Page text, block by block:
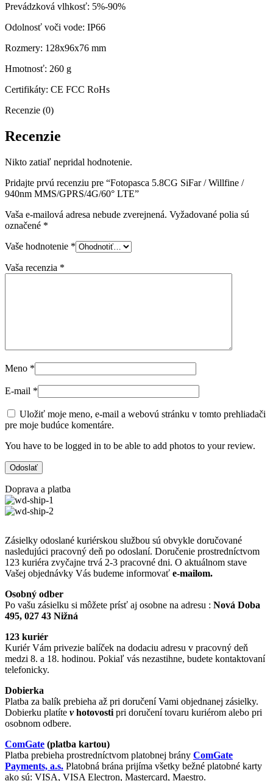
Prevádzková vlhkosť: 5%-90%
Odolnosť voči vode: IP66
Rozmery: 128x96x76 mm
Hmotnosť: 260 g
Certifikáty: CE FCC RoHs
Recenzie (0)
Recenzie
Nikto zatiaľ nepridal hodnotenie.
Pridajte prvú recenziu pre “Fotopasca 5.8CG SiFar / Willfine /
940nm MMS/GPRS/4G/60° LTE”
Vaša e-mailová adresa nebude zverejnená. Vyžadované polia sú
označené *
Vaše hodnotenie *
Vaša recenzia *
Meno *
E-mail *
Uložiť moje meno, e-mail a webovú stránku v tomto prehliadači
pre moje budúce komentáre.
You have to be logged in to be able to add photos to your review.
Doprava a platba
Zásielky odoslané kuriérskou službou sú obvykle doručované
nasledujúci pracovný deň po odoslaní. Doručenie prostredníctvom
123 kuriéra zvyčajne trvá 2-3 pracovné dni. O aktuálnom stave
Vašej objednávky Vás budeme informovať e-mailom.
Osobný odber
Po vašu zásielku si môžete prísť aj osobne na adresu : Nová Doba
495, 027 43 Nižná
123 kuriér
Kuriér Vám privezie balíček na dodaciu adresu v pracovný deň
medzi 8. a 18. hodinou. Pokiaľ vás nezastihne, budete kontaktovaní
telefonicky.
Dobierka
Platba za balík prebieha až pri doručení Vami objednanej zásielky.
Dobierku platíte vhotovosti pri doručení tovaru kuriérom alebo pri
osobnom odbere.
ComGate (platba kartou)
Platba prebieha prostredníctvom platobnej brány ComGate
Payments, a.s. Platobná brána prijíma všetky bežné platobné karty
ako sú: VISA, VISA Electron, Mastercard, Maestro.